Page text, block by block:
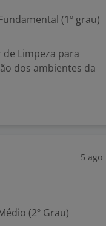
(1º grau)
de Limpeza para
dos ambientes da
5 ago
(2º Grau)